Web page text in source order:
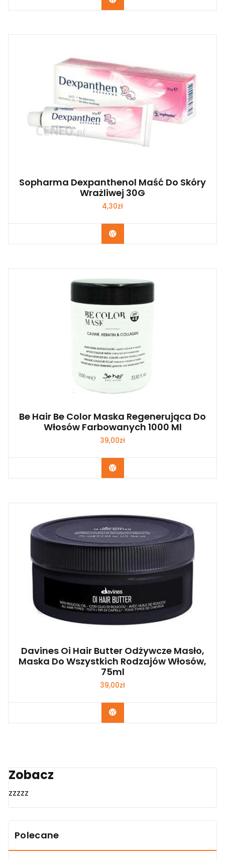
Sopharma Dexpanthenol Maść Do Skóry
Wrażliwej 30G
4,30zł
Zobacz
Be Hair Be Color Maska Regenerująca Do
Włosów Farbowanych 1000 Ml
39,00zł
Zobacz
Davines Oi Hair Butter Odżywcze Masło,
Maska Do Wszystkich Rodzajów Włosów,
75ml
39,00zł
Zobacz
Zobacz
zzzzz
Polecane